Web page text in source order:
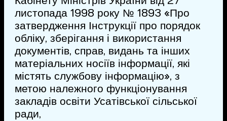
листопада 1998 року № 1893 «Про
затвердження Інструкції про порядок
обліку, зберігання і використання
документів, справ, видань та інших
матеріальних носіїв інформації, які
містять службову інформацію», з
метою належного функціонування
закладів освіти Усатівської сільської
ради,